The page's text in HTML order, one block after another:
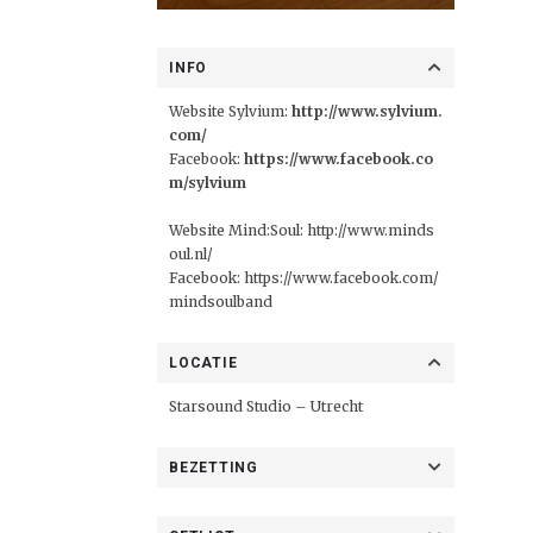
INFO
Website Sylvium: http://www.sylvium.
com/
Facebook: https://www.facebook.co
m/sylvium
Website Mind:Soul: http://www.minds
oul.nl/
Facebook: https://www.facebook.com/
mindsoulband
LOCATIE
Starsound Studio – Utrecht
BEZETTING